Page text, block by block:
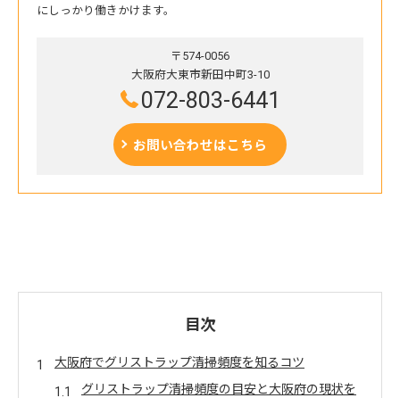
にしっかり働きかけます。
〒574-0056
大阪府大東市新田中町3-10
072-803-6441
お問い合わせはこちら
目次
大阪府でグリストラップ清掃頻度を知るコツ
グリストラップ清掃頻度の目安と大阪府の現状を